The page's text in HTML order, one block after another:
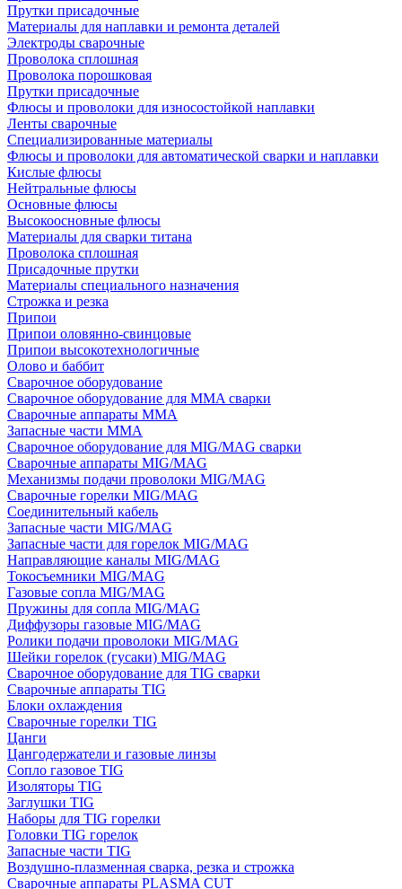
Прутки присадочные
Материалы для наплавки и ремонта деталей
Электроды сварочные
Проволока сплошная
Проволока порошковая
Прутки присадочные
Флюсы и проволоки для износостойкой наплавки
Ленты сварочные
Специализированные материалы
Флюсы и проволоки для автоматической сварки и наплавки
Кислые флюсы
Нейтральные флюсы
Основные флюсы
Высокоосновные флюсы
Материалы для сварки титана
Проволока сплошная
Присадочные прутки
Материалы специального назначения
Строжка и резка
Припои
Припои оловянно-свинцовые
Припои высокотехнологичные
Олово и баббит
Сварочное оборудование
Сварочное оборудование для MMA сварки
Сварочные аппараты MMA
Запасные части MMA
Сварочное оборудование для MIG/MAG сварки
Сварочные аппараты MIG/MAG
Механизмы подачи проволоки MIG/MAG
Сварочные горелки MIG/MAG
Соединительный кабель
Запасные части MIG/MAG
Запасные части для горелок MIG/MAG
Направляющие каналы MIG/MAG
Токосъемники MIG/MAG
Газовые сопла MIG/MAG
Пружины для сопла MIG/MAG
Диффузоры газовые MIG/MAG
Ролики подачи проволоки MIG/MAG
Шейки горелок (гусаки) MIG/MAG
Сварочное оборудование для TIG сварки
Сварочные аппараты TIG
Блоки охлаждения
Сварочные горелки TIG
Цанги
Цангодержатели и газовые линзы
Сопло газовое TIG
Изоляторы TIG
Заглушки TIG
Наборы для TIG горелки
Головки TIG горелок
Запасные части TIG
Воздушно-плазменная сварка, резка и строжка
Сварочные аппараты PLASMA CUT